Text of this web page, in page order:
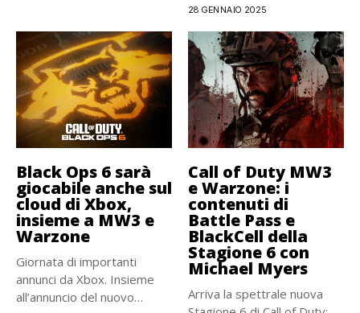
28 GENNAIO 2025
Black Ops 6 sarà
giocabile anche sul
cloud di Xbox,
insieme a MW3 e
Warzone
Giornata di importanti
annunci da Xbox. Insieme
all’annuncio del nuovo
Call of Duty MW3
e Warzone: i
contenuti di
Battle Pass e
BlackCell della
Stagione 6 con
Michael Myers
Arriva la spettrale nuova